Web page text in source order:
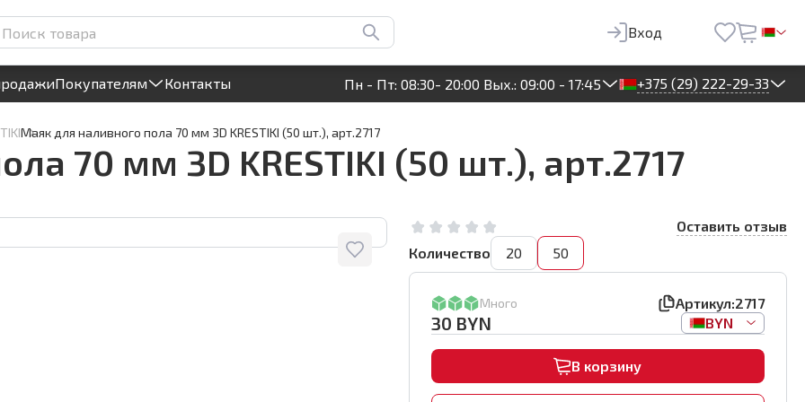
Круглосуточный! Прием заявок на сайте
Вход
Покупателям Контакты Пн - Пт: 08:30- 20:00 Вых.: 09:00 - 17:45 +375 (29) 222-29-33
шт.), арт.2717
В корзину
Маяк для наливного пола 70 мм 3D KRESTIKI (50 шт.), арт.2717
70 мм 3D KRESTIKI (50 шт.), арт.2717
Оставить отзыв
Количество
20 50
Много Артикул:2717
30 BYN BYN
В корзину